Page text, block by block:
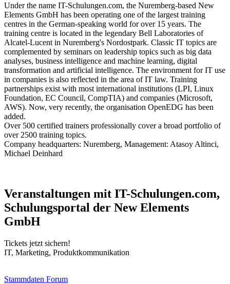
Under the name IT-Schulungen.com, the Nuremberg-based New
Elements GmbH has been operating one of the largest training
centres in the German-speaking world for over 15 years. The
training centre is located in the legendary Bell Laboratories of
Alcatel-Lucent in Nuremberg's Nordostpark. Classic IT topics are
complemented by seminars on leadership topics such as big data
analyses, business intelligence and machine learning, digital
transformation and artificial intelligence. The environment for IT use
in companies is also reflected in the area of IT law. Training
partnerships exist with most international institutions (LPI, Linux
Foundation, EC Council, CompTIA) and companies (Microsoft,
AWS). Now, very recently, the organisation OpenEDG has been
added.
Over 500 certified trainers professionally cover a broad portfolio of
over 2500 training topics.
Company headquarters: Nuremberg, Management: Atasoy Altinci,
Michael Deinhard
Veranstaltungen mit IT-Schulungen.com,
Schulungsportal der New Elements
GmbH
Tickets jetzt sichern!
IT, Marketing, Produktkommunikation
Stammdaten Forum